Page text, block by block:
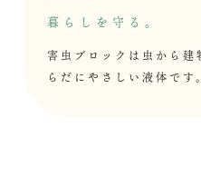
暮らしを守る。
害虫ブロックは虫から建
らだにやさしい液体です。